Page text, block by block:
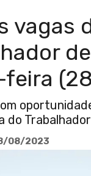
vagas
do
08/2023